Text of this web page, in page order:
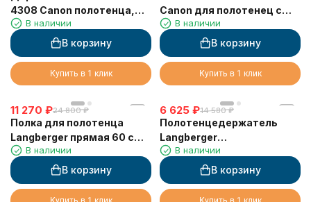
4308 Canon полотенца,
двойной
В наличии
В корзину
Купить в 1 клик
Canon для полотенец с
держателем
В наличии
В корзину
Купить в 1 клик
11 270 ₽24 800 ₽
Полка для полотенца
Langberger прямая 60 см
2-х этажная 11803B
В наличии
В корзину
6 625 ₽14 580 ₽
Полотенцедержатель
Langberger
хромированный к стене
двойной 60 см 11802A
В наличии
В корзину